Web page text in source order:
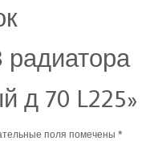
д 70 L225»
поля помечены *